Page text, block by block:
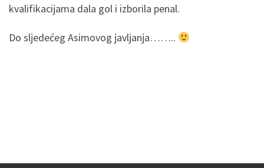
kvalifikacijama dala gol i izborila penal.
Do sljedećeg Asimovog javljanja……..